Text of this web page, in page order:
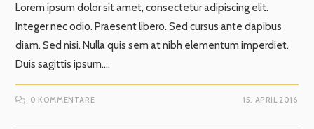
Lorem ipsum dolor sit amet, consectetur adipiscing elit.
Integer nec odio. Praesent libero. Sed cursus ante dapibus
diam. Sed nisi. Nulla quis sem at nibh elementum imperdiet.
Duis sagittis ipsum.…
0 KOMMENTARE 15. APRIL 2016